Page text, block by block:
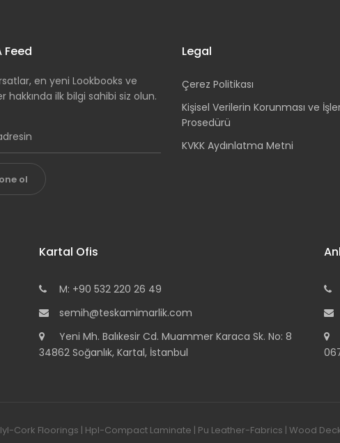
Feed
en yeni Lookbooks ve
hakkında ilk bilgi sahibi siz olun.
ol
Legal
Çerez Politikası
Kişisel Verilerin Korunması ve
Prosedürü
KVKK Aydınlatma Metni
Kartal Ofis
M: +90 532 220 26 49
semih@teskamimarlik.com
Yeni Mh. Balıkesir Cd. Muammer Karaca Sk. No: 8
34862 Soğanlık, Kartal, İstanbul
Cork Floorings | Hpl-Compact Laminate | Pu Leather-Fabrics | Wood